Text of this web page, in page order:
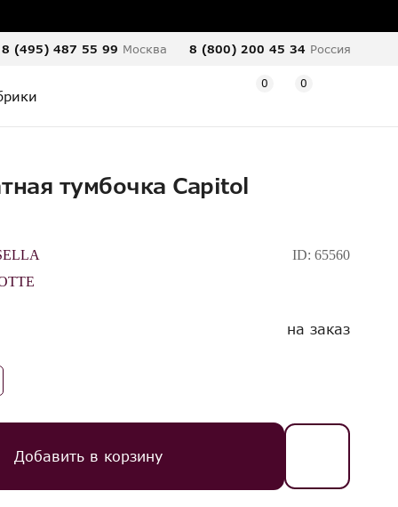
8 (495) 487 55 99 Москва 8 (800) 200 45 34 Россия
0 0
тумбочка Capitol
ID:65560
на заказ
Добавить в корзину